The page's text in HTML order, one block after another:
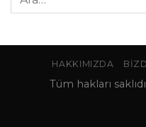
HAKKIMIZDA
Tüm hakları